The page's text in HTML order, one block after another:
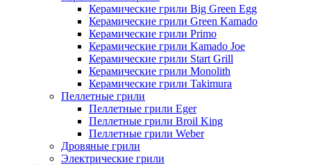
Керамические грили Big Green Egg
Керамические грили Green Kamado
Керамические грили Primo
Керамические грили Kamado Joe
Керамические грили Start Grill
Керамические грили Monolith
Керамические грили Takimura
Пеллетные грили
Пеллетные грили Eger
Пеллетные грили Broil King
Пеллетные грили Weber
Дровяные грили
Электрические грили